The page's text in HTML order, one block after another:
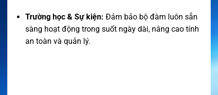
Trường học & Sự kiện: Đảm bảo bộ đàm luôn sẵn
sàng hoạt động trong suốt ngày dài, nâng cao tính
an toàn và quản lý.